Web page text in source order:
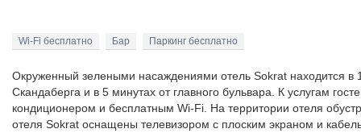
Wi-Fi бесплатно Бар Паркинг бесплатно
Окруженный зелеными насаждениями отель Sokrat находится в
Скандаберга и в 5 минутах от главного бульвара. К услугам
кондиционером и бесплатным Wi-Fi. На территории отеля
отеля Sokrat оснащены телевизором с плоским экраном и